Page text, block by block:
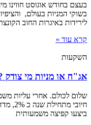
בעצם בחודש אוגוסט חווינו
בשוקי המניות בעולם,
לירידות באיגרות החוב
קרא עוד »
השקעות
אג"ח או מניות מי צודק
חיובי
ביצעו קפיצה משמעותית